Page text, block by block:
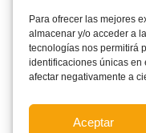
Para ofrecer las mejores
almacenar y/o acceder a
tecnologías nos permitirá
identificaciones únicas en
afectar negativamente a
Aceptar